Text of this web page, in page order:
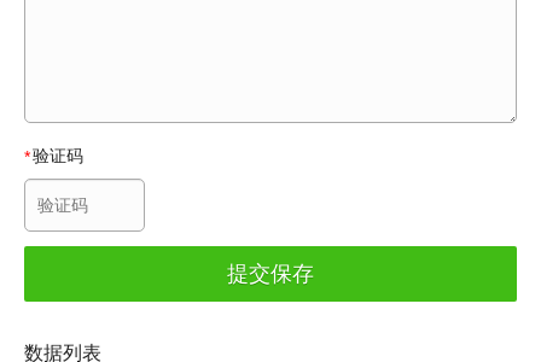
*验证码
提交保存
数据列表